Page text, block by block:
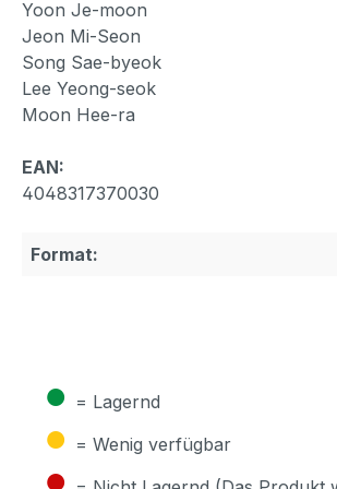
Yoon Je-moon
Jeon Mi-Seon
Song Sae-byeok
Lee Yeong-seok
Moon Hee-ra
EAN:
4048317370030
Format:
● = Lagernd
● = Wenig verfügbar
●